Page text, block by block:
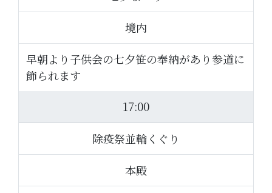
境内
早朝より子供会の七夕笹の奉納があり参道に
飾られます
17:00
除疫祭並輪くぐり
本殿